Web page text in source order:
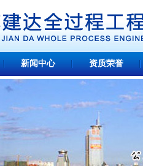
新闻中心 资质荣誉